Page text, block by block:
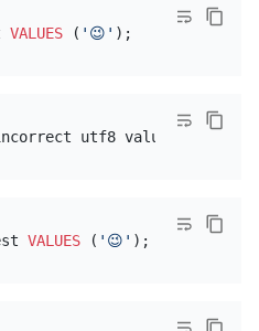
VALUES ( '😉'
VALUES ( '😉'